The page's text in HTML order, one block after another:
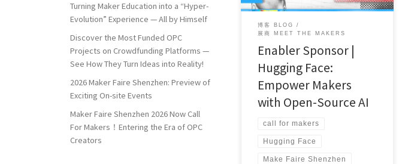
博客 BLOG
展商 MEET THE MAKERS
Enabler Sponsor |
Hugging Face:
Empower Makers
with Open-Source AI
call for makers
Hugging Face
Make Faire Shenzhen
Turning Maker Education into a “Hyper-
Evolution” Experience — All by Himself
Discover the Most Funded OPC
Projects on Crowdfunding Platforms —
See How They Turn Ideas into Reality!
2026 Maker Faire Shenzhen: Preview of
Exciting On-site Events
Maker Faire Shenzhen 2026 Now Call
For Makers！Entering the Era of OPC
Creators